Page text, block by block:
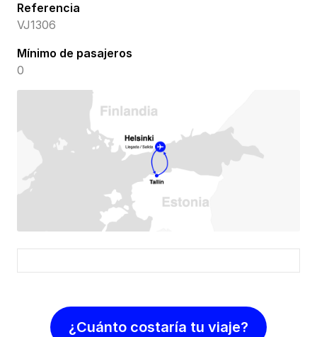
Referencia
VJ1306
Mínimo de pasajeros
0
¿Cuánto costaría tu viaje?